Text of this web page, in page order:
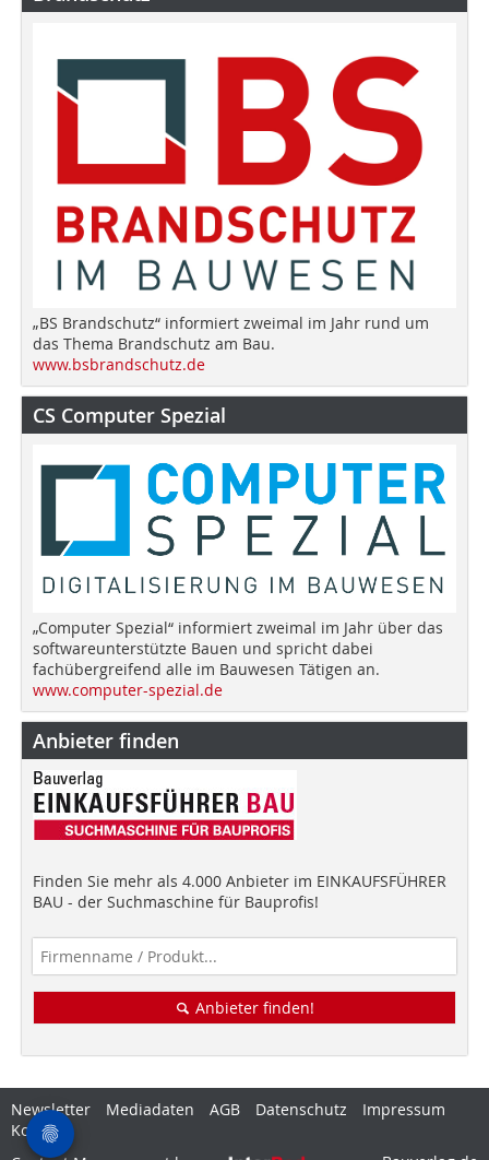
„BS Brandschutz“ informiert zweimal im Jahr rund um
das Thema Brandschutz am Bau.
www.bsbrandschutz.de
CS Computer Spezial
„Computer Spezial“ informiert zweimal im Jahr über das
softwareunterstützte Bauen und spricht dabei
fachübergreifend alle im Bauwesen Tätigen an.
www.computer-spezial.de
Anbieter finden
Finden Sie mehr als 4.000 Anbieter im EINKAUFSFÜHRER
BAU - der Suchmaschine für Bauprofis!
Anbieter finden!
Newsletter Mediadaten AGB Datenschutz
Impressum
Kontakt